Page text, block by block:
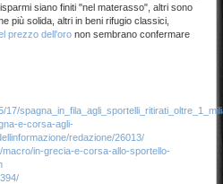
siano finiti "nel materasso", altri sono
più solida, altri in beni rifugio classici,
prezzo dell'oro non sembrano confermare
17/
e-corsa-agli-
redazione/26013/
in-grecia-e-corsa-allo-sportello-